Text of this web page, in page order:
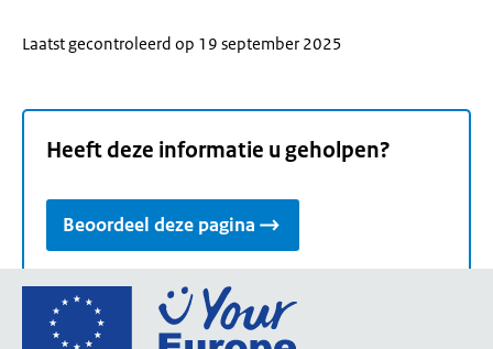
Laatst gecontroleerd op 19 september 2025
Heeft deze informatie u geholpen?
Beoordeel deze pagina
Ga